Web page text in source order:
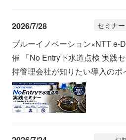
2026/7/28 セミナ
ブルーイノベーション×NTT e-
催 「No Entry下水道点検 実践
持管理会社が知りたい導入のポ